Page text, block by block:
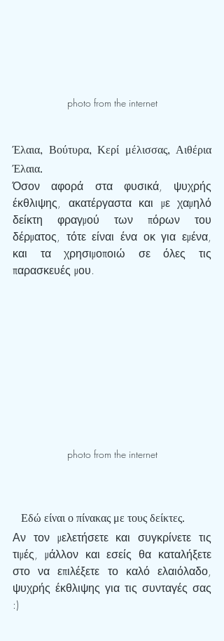
photo from the internet
Έλαια, Βούτυρα, Κερί μέλισσας, Αιθέρια
Έλαια.
Όσον αφορά στα φυσικά, ψυχρής
έκθλιψης, ακατέργαστα και με χαμηλό
δείκτη φραγμού των πόρων του
δέρματος, τότε είναι ένα οκ για εμένα,
και τα χρησιμοποιώ σε όλες τις
παρασκευές μου.
photo from the internet
Εδώ είναι ο πίνακας με τους δείκτες.
Αν τον μελετήσετε και συγκρίνετε τις
τιμές, μάλλον και εσείς θα καταλήξετε
στο να επιλέξετε το καλό ελαιόλαδο,
ψυχρής έκθλιψης για τις συνταγές σας
:)